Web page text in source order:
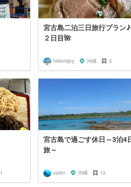
宮古島二泊三日旅行プラン♪
２日目🌺
hidemijoy 沖縄 3
1
宮古島で過ごす休日～3泊4
旅～
valen 沖縄 12